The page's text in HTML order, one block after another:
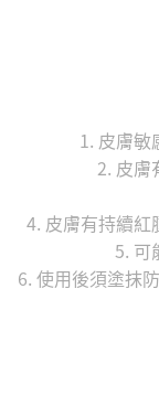
1. 皮膚
2. 皮膚
4. 皮膚有持續
5. 可
6. 使用後須塗抹